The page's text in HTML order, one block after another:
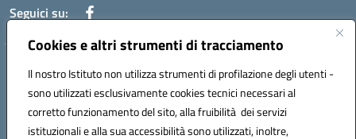
Cookies e altri strumenti di tracciamento
Il nostro Istituto non utilizza strumenti di profilazione degli utenti -
sono utilizzati esclusivamente cookies tecnici necessari al
corretto funzionamento del sito, alla fruibilità dei servizi
istituzionali e alla sua accessibilità sono utilizzati, inoltre,
Seguici su:
Indirizzo: VIA BRECCIAME, 46 - 81024 MADDALONI (CE)
Mail: CEIC8AU001@istruzione.it - Pec: CEIC8AU001@pec.istruzione.it -
Telefono: 0823408721
Meccanografico: CEIC8AU001
Codice fiscale: 93086080616